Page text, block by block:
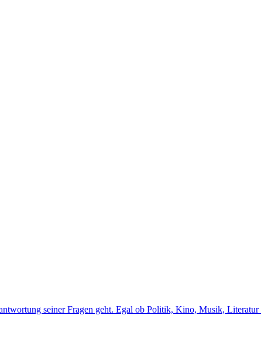
seiner Fragen geht. Egal ob Politik, Kino, Musik,